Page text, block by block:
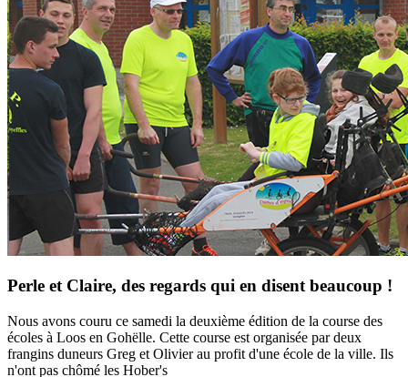
Perle et Claire, des regards qui en disent beaucoup !
Nous avons couru ce samedi la deuxième édition de la course des
écoles à Loos en Gohëlle. Cette course est organisée par deux
frangins duneurs Greg et Olivier au profit d'une école de la ville. Ils
n'ont pas chômé les Hober's